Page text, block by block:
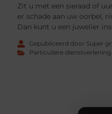
Zit u met een sieraad of
er schade aan uw oorbel,
Dan kunt u een juwelier
Gepubliceerd door Super
Particuliere dienstverlening